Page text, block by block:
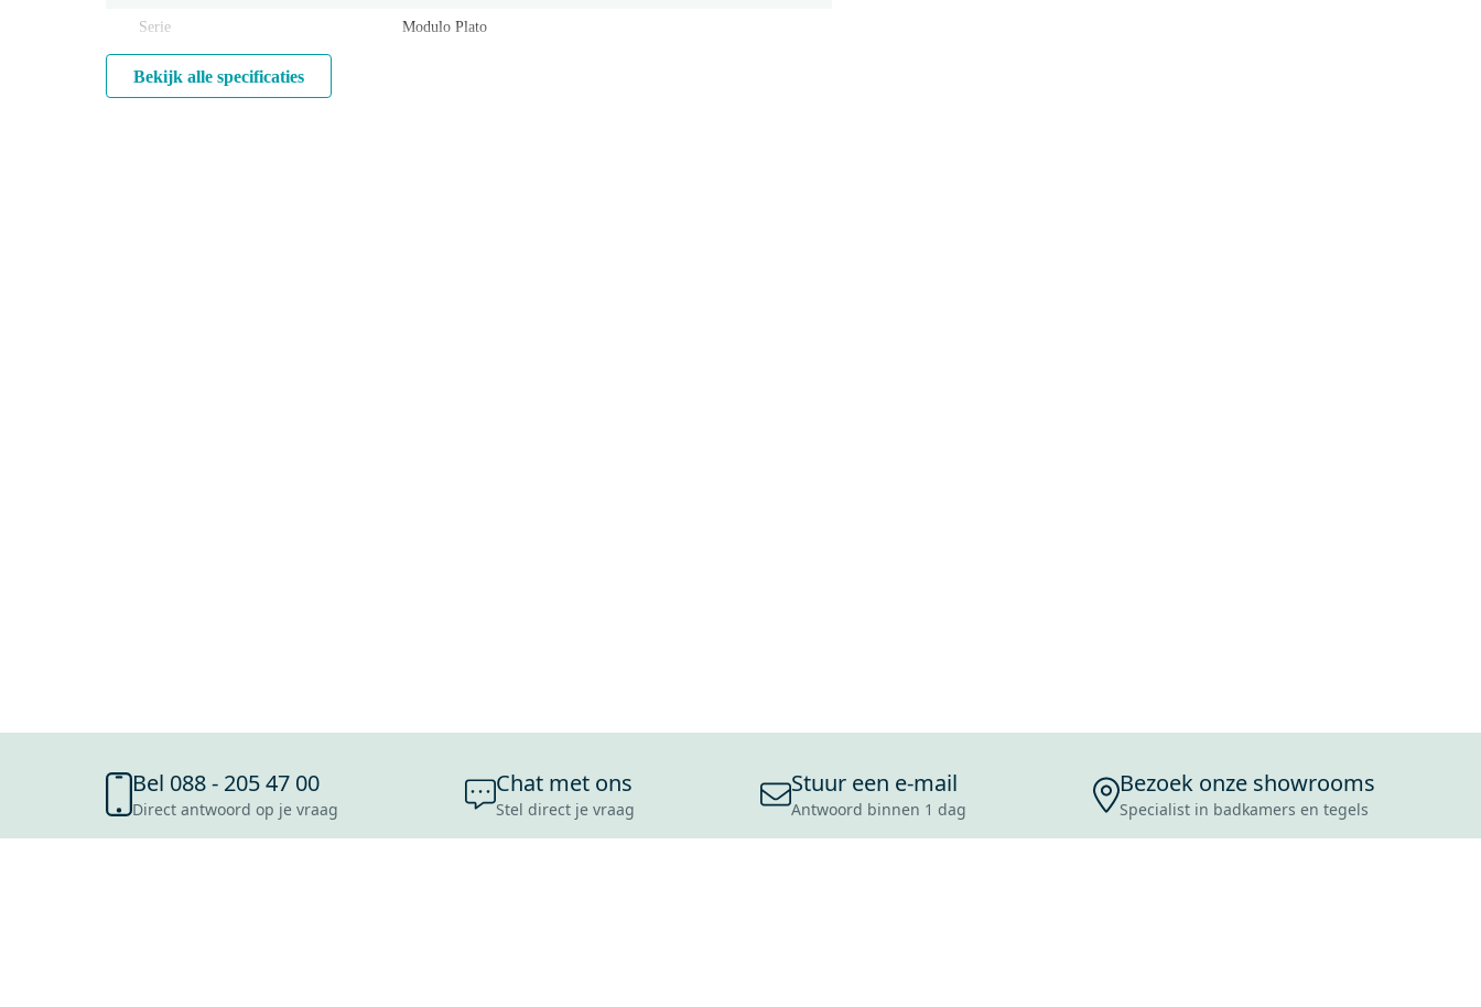
Serie Modulo Plato
Bekijk alle specificaties
Bel 088 - 205 47 00
Direct antwoord op je vraag
Chat met ons
Stel direct je vraag
Stuur een e-mail
Antwoord binnen 1 dag
Bezoek onze showrooms
Specialist in badkamers en tegels